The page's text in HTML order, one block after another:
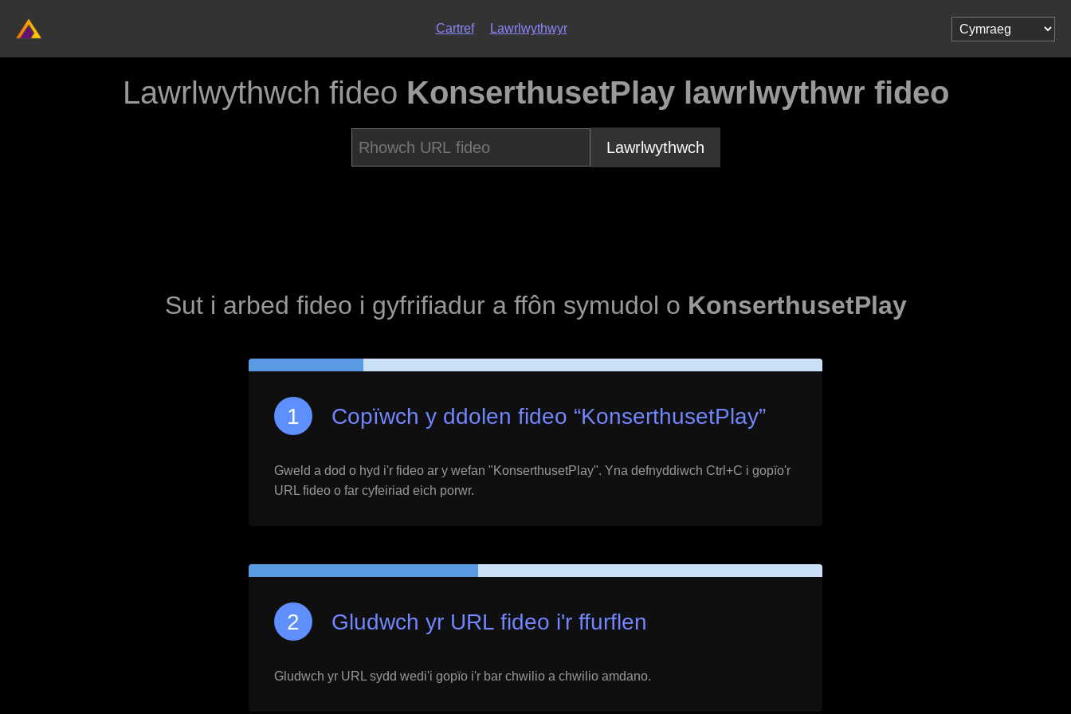
Cartref Lawrlwythwyr
Lawrlwythwch fideo KonserthusetPlay lawrlwythwr fideo
Lawrlwythwch
Sut i arbed fideo i gyfrifiadur a ffôn symudol o KonserthusetPlay
Copïwch y ddolen fideo “KonserthusetPlay”
Gweld a dod o hyd i'r fideo ar y wefan "KonserthusetPlay". Yna defnyddiwch Ctrl+C i gopïo'r
URL fideo o far cyfeiriad eich porwr.
Gludwch yr URL fideo i'r ffurflen
Gludwch yr URL sydd wedi'i gopïo i'r bar chwilio a chwilio amdano.